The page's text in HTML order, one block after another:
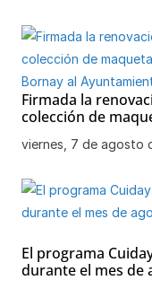
Firmada la
colección de
Bornay al
viernes, 7 de agosto
El programa
durante el mes de